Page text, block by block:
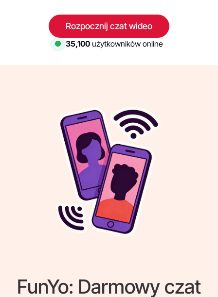
Rozpocznij czat wideo
35,100 użytkowników online
FunYo: Darmowy czat